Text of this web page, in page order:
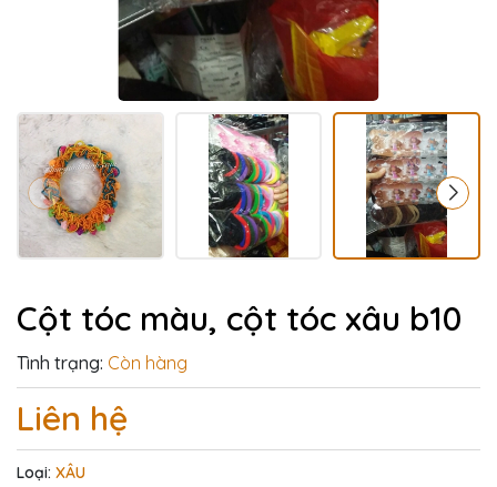
Cột tóc màu, cột tóc xâu b10
Tình trạng: Còn hàng
Liên hệ
Loại: XÂU